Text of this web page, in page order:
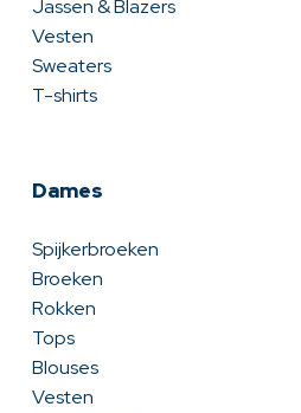
Jassen & Blazers
Vesten
Sweaters
T-shirts
Dames
Spijkerbroeken
Broeken
Rokken
Tops
Blouses
Vesten